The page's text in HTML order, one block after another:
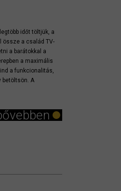
időt töltjük, a
össze a család TV-
a barátokkal a
a maximális
a funkcionalitás,
betöltsön. A